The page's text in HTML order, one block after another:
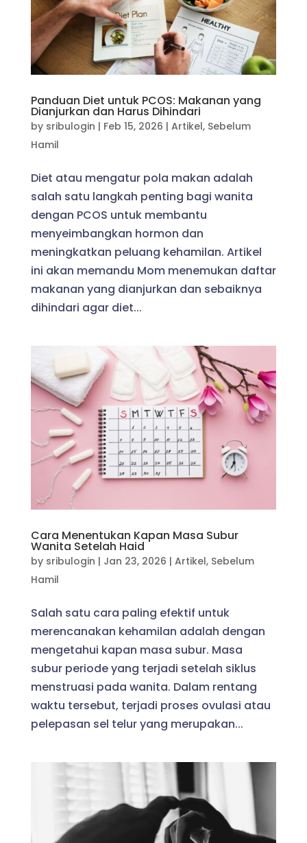
Panduan Diet untuk PCOS: Makanan yang
Dianjurkan dan Harus Dihindari
by sribulogin | Feb 15, 2026 | Artikel, Sebelum
Hamil
Diet atau mengatur pola makan adalah
salah satu langkah penting bagi wanita
dengan PCOS untuk membantu
menyeimbangkan hormon dan
meningkatkan peluang kehamilan. Artikel
ini akan memandu Mom menemukan daftar
makanan yang dianjurkan dan sebaiknya
dihindari agar diet...
Cara Menentukan Kapan Masa Subur
Wanita Setelah Haid
by sribulogin | Jan 23, 2026 | Artikel, Sebelum
Hamil
Salah satu cara paling efektif untuk
merencanakan kehamilan adalah dengan
mengetahui kapan masa subur. Masa
subur periode yang terjadi setelah siklus
menstruasi pada wanita. Dalam rentang
waktu tersebut, terjadi proses ovulasi atau
pelepasan sel telur yang merupakan...